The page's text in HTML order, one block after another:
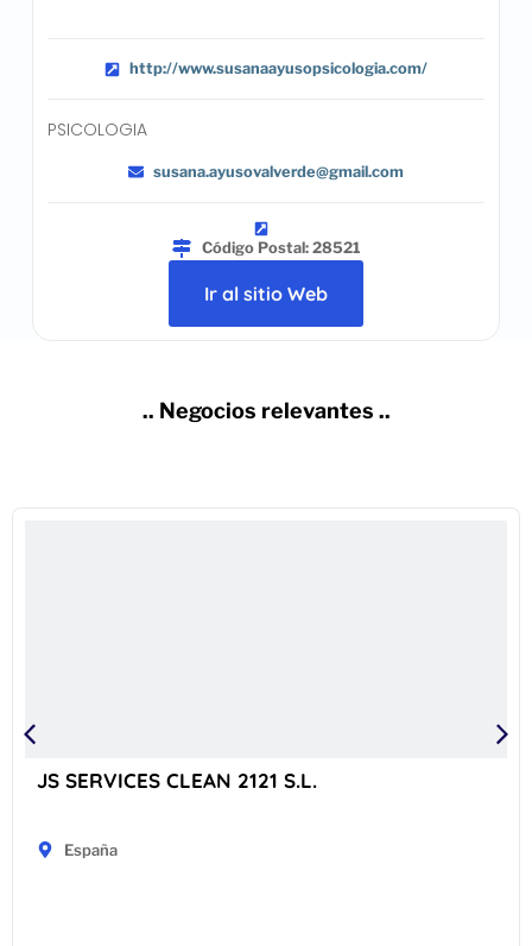
http://www.susanaayusopsicologia.com/
PSICOLOGIA
susana.ayusovalverde@gmail.com
Código Postal: 28521
Ir al sitio Web
.. Negocios relevantes ..
JS SERVICES CLEAN 2121 S.L.
España